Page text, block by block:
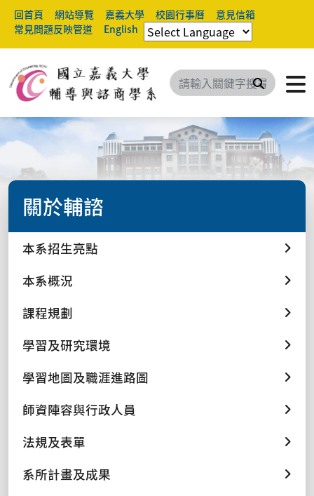
回首頁 網站導覽 嘉義大學 校園行事曆
意見信箱
常見問題反映管道
English
搜尋
關於輔諮
本系招生亮點
本系概況
課程規劃
學習及研究環境
學習地圖及職涯進路圖
師資陣容與行政人員
法規及表單
系所計畫及成果